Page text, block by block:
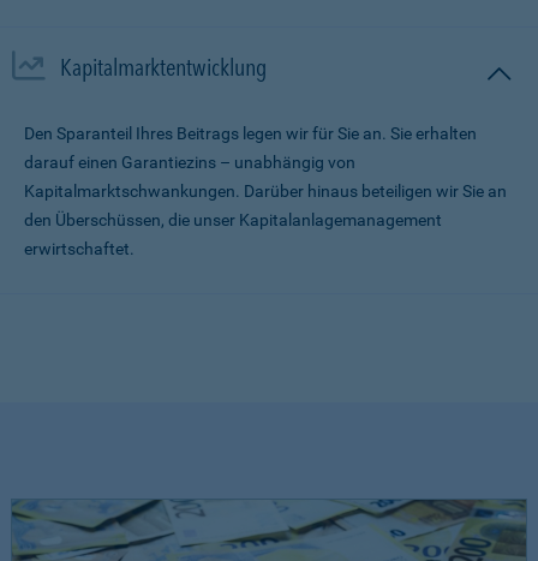
Kapitalmarktentwicklung
Den Sparanteil Ihres Beitrags legen wir für Sie an. Sie erhalten
darauf einen Garantiezins – unabhängig von
Kapitalmarktschwankungen. Darüber hinaus beteiligen wir Sie an
den Überschüssen, die unser Kapitalanlagemanagement
erwirtschaftet.